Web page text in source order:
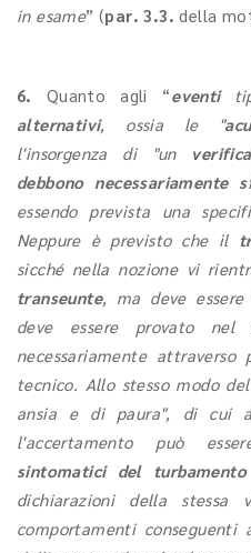
in esame” (par. 3.3.della
6. Quanto agli “eventi
alternativi, ossia le "
l'insorgenza di "un
debbono necessariamente
essendo prevista una
Neppure è previsto che il
sicché nella nozione vi
transeunte, ma deve essere
deve essere provato
necessariamente
tecnico. Allo stesso modo
ansia e di paura", di cui
l'accertamento può
sintomatici del
dichiarazioni della
comportamenti